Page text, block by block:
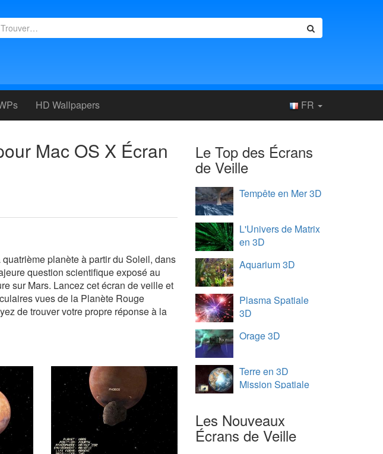
HD Wallpapers FR
Mac OS X Écran
planète à partir du Soleil, dans
question scientifique exposé au
sur Mars. Lancez cet écran de veille et
vues de la Planète Rouge
de trouver votre propre réponse à la
Le Top des Écrans
de Veille
Tempête en Mer 3D
L'Univers de Matrix
en 3D
Aquarium 3D
Plasma Spatiale
3D
Orage 3D
Terre en 3D
Mission Spatiale
Les Nouveaux
Écrans de Veille